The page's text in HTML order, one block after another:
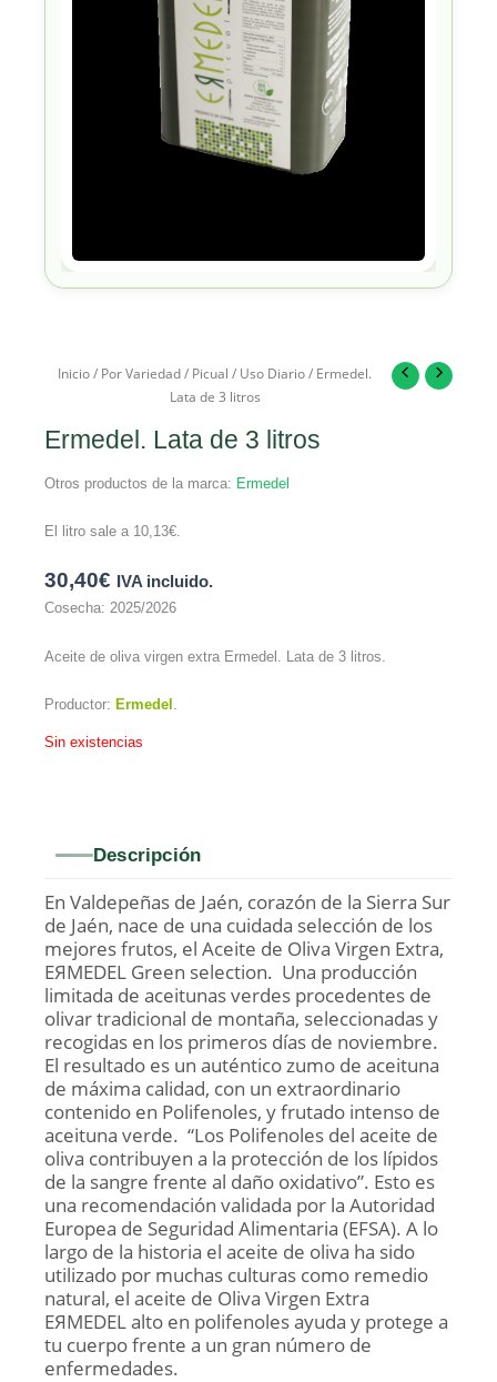
Inicio/ Por Variedad/ Picual / Uso Diario/ Ermedel.
Lata de 3 litros
Ermedel. Lata de 3 litros
Otros productos de la marca: Ermedel
El litro sale a 10,13€.
30,40€ IVA incluido.
Cosecha: 2025/2026
Aceite de oliva virgen extra Ermedel. Lata de 3 litros.
Productor: Ermedel .
Sin existencias
Descripción
En Valdepeñas de Jaén, corazón de la Sierra Sur
de Jaén, nace de una cuidada selección de los
mejores frutos, el Aceite de Oliva Virgen Extra,
EЯMEDEL Green selection. Una producción
limitada de aceitunas verdes procedentes de
olivar tradicional de montaña, seleccionadas y
recogidas en los primeros días de noviembre.
El resultado es un auténtico zumo de aceituna
de máxima calidad, con un extraordinario
contenido en Polifenoles, y frutado intenso de
aceituna verde. “Los Polifenoles del aceite de
oliva contribuyen a la protección de los lípidos
de la sangre frente al daño oxidativo”. Esto es
una recomendación validada por la Autoridad
Europea de Seguridad Alimentaria (EFSA). A lo
largo de la historia el aceite de oliva ha sido
utilizado por muchas culturas como remedio
natural, el aceite de Oliva Virgen Extra
EЯMEDEL alto en polifenoles ayuda y protege a
tu cuerpo frente a un gran número de
enfermedades.